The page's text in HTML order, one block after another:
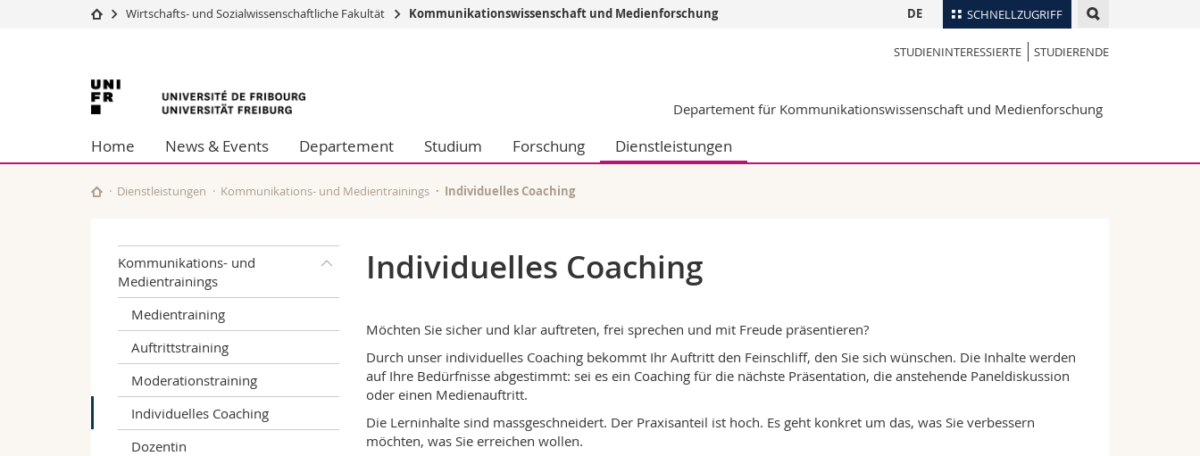
SCHNELLZUGRIFF
Studium
Campus
Universität
Weiterbildung
Theologische Fak.
Philosophische Fak.
Fak. für Erziehungs- und Bildungswissenschaften
Math.-Nat. und Med. Fak.
Studierende
Forschende
Mitarbeitende
Personenverzeichnis
Bibliotheken
Vorlesungsverzeichnis
DE
Wirtschafts- und Sozialwissenschaftliche Fakultät Kommunikationswissenschaft und Medienforschung
STUDIENINTERESSIERTE STUDIERENDE
Universität
Freiburg
Departement für Kommunikationswissenschaft und Medienforschung
Home News & Events Departement Studium Forschung Dienstleistungen
Dienstleistungen Kommunikations- und Medientrainings Individuelles Coaching
Kommunikations- und
Medientrainings
Medientraining
Auftrittstraining
Moderationstraining
Individuelles Coaching
Dozentin
Individuelles Coaching
Möchten Sie sicher und klar auftreten, frei sprechen und mit Freude präsentieren?
Durch unser individuelles Coaching bekommt Ihr Auftritt den Feinschliff, den Sie sich wünschen. Die Inhalte werden
auf Ihre Bedürfnisse abgestimmt: sei es ein Coaching für die nächste Präsentation, die anstehende Paneldiskussion
oder einen Medienauftritt.
Die Lerninhalte sind massgeschneidert. Der Praxisanteil ist hoch. Es geht konkret um das, was Sie verbessern
möchten, was Sie erreichen wollen.